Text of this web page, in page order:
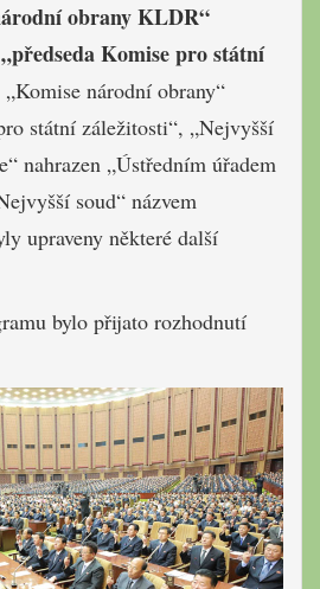
obrany KLDR“
Komise pro státní
„Komise národní obrany“
státní záležitosti“, „Nejvyšší
nahrazen „Ústředním úřadem
soud“ názvem
upraveny některé další
bylo přijato rozhodnutí